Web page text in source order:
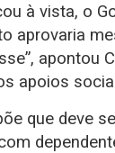
à vista, o
aprovaria
apontou
apoios
que deve